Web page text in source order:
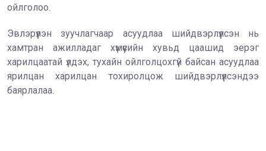
ойлголоо.
Эвлэрүүлэн зуучлагчаар асуудлаа шийдвэрлүүлсэн нь
хамтран ажилладаг хүмүүсийн хувьд цаашид эерэг
харилцаатай үлдэх, тухайн ойлголцохгүй байсан асуудлаа
ярилцан харилцан тохиролцож шийдвэрлүүлсэндээ
баярлалаа.